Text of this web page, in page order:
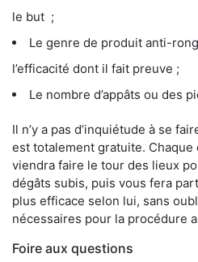
le but ;
Le genre de produit anti-
l’efficacité dont il fait preuve ;
Le nombre d’appâts ou des
Il n’y a pas d’inquiétude à se
est totalement gratuite.
viendra faire le tour des lieux
dégâts subis, puis vous fera
plus efficace selon lui, sans
nécessaires pour la procédure
Foire aux questions